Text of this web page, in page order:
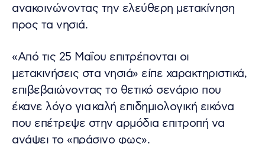
ανακοινώνοντας την ελεύθερη μετακίνηση
προς τα νησιά.
«Από τις 25 Μαΐου επιτρέπονται οι
μετακινήσεις στα νησιά» είπε χαρακτηριστικά,
επιβεβαιώνοντας το θετικό σενάριο που
έκανε λόγο για καλή επιδημιολογική εικόνα
που επέτρεψε στην αρμόδια επιτροπή να
ανάψει το «πράσινο φως».